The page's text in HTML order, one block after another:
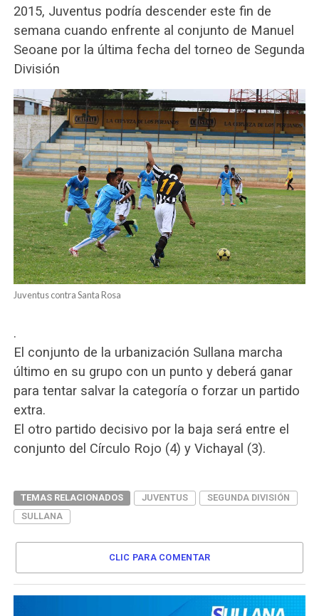
2015, Juventus podría descender este fin de
semana cuando enfrente al conjunto de Manuel
Seoane por la última fecha del torneo de Segunda
División
Juventus contra Santa Rosa
.
El conjunto de la urbanización Sullana marcha
último en su grupo con un punto y deberá ganar
para tentar salvar la categoría o forzar un partido
extra.
El otro partido decisivo por la baja será entre el
conjunto del Círculo Rojo (4) y Vichayal (3).
TEMAS RELACIONADOS JUVENTUS
SEGUNDA DIVISIÓN
SULLANA
CLIC PARA COMENTAR